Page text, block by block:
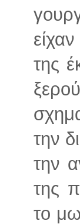
της
την
την
της
το